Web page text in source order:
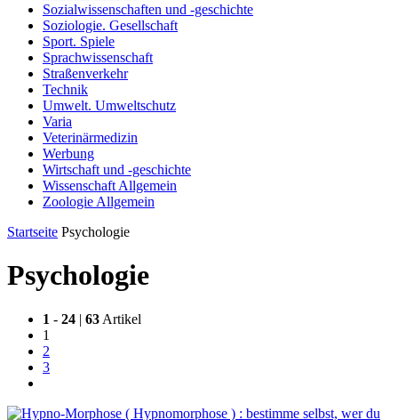
Sozialwissenschaften und -geschichte
Soziologie. Gesellschaft
Sport. Spiele
Sprachwissenschaft
Straßenverkehr
Technik
Umwelt. Umweltschutz
Varia
Veterinärmedizin
Werbung
Wirtschaft und -geschichte
Wissenschaft Allgemein
Zoologie Allgemein
Startseite Psychologie
Psychologie
1 - 24 | 63 Artikel
1
2
3